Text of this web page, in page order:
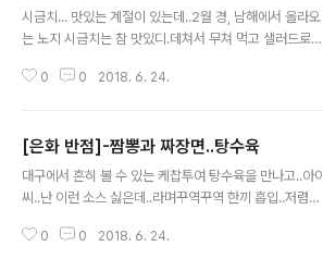
시금치... 맛있는 계절이 있는데..2월 경, 남해에서 올라오
는 노지 시금치는 참 맛있디.데쳐서 무쳐 먹고 샐러드로도
던 듯..사진으로 보니 음~~ 다시 먹고 싶다.
0 0 2018. 6. 24.
[은화 반점]-짬뽕과 짜장면..탕수육
대구에서 흔히 볼 수 있는 케찹투여 탕수육을 만나고..아이
씨..난 이런 소스 싫은데..라며꾸역꾸역 한끼 흡입..저렴한
0 0 2018. 6. 24.